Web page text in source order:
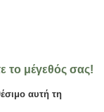
το μέγεθός σας!
αυτή τη